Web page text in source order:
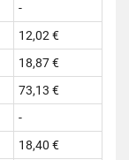
-
12,02 €
18,87 €
73,13 €
-
18,40 €